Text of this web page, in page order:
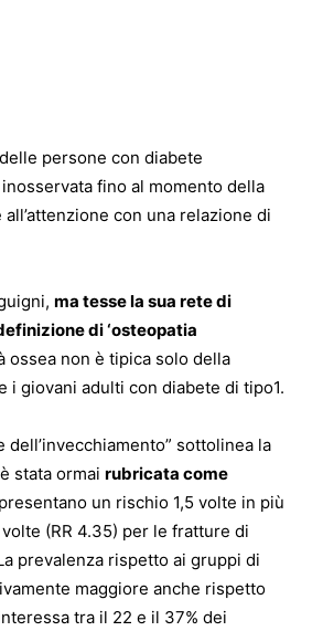
persone con diabete
fino al momento della
con una relazione di
ma tesse la sua rete di
di ‘osteopatia
ossea non è tipica solo della
i giovani adulti con diabete di tipo1.
dell’invecchiamento” sottolinea la
stata ormai rubricata come
un rischio 1,5 volte in più
(RR 4.35) per le fratture di
prevalenza rispetto ai gruppi di
maggiore anche rispetto
tra il 22 e il 37% dei